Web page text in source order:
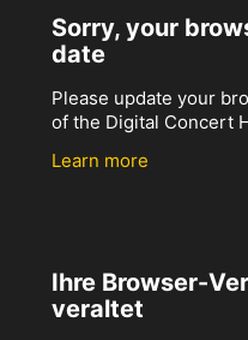
Sorry, your
date
Please update your
of the Digital Concert
Learn more
Ihre Browser-
veraltet